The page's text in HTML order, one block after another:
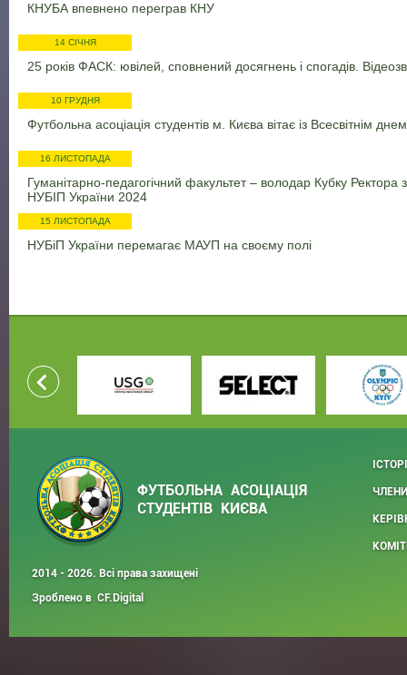
КНУБА впевнено переграв КНУ
14 СІЧНЯ
25 років ФАСК: ювілей, сповнений досягнень і спогадів.
10 ГРУДНЯ
Футбольна асоціація студентів м. Києва вітає із Всесвітнім
16 ЛИСТОПАДА
Гуманітарно-педагогічний факультет – володар Кубку Ректора
НУБІП України 2024
15 ЛИСТОПАДА
НУБіП України перемагає МАУП на своєму полі
ФУТБОЛЬНА АСОЦІАЦІЯ
СТУДЕНТІВ КИЄВА
2014 - 2026. Всі права захищені
Зроблено в CF.Digital